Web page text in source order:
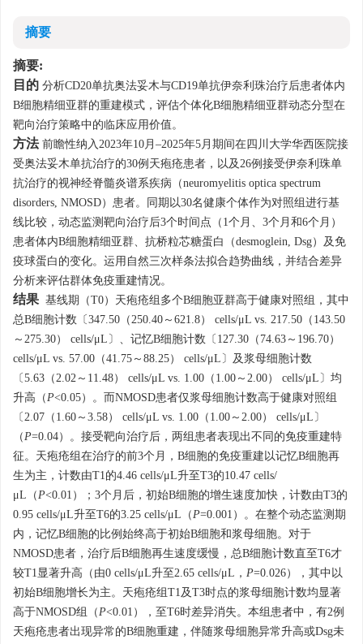
摘要
摘要:
目的 分析CD20单抗奥法妥木与CD19单抗伊奈利珠治疗后患者体内
B细胞精细亚群的重建模式，评估个体化B细胞精细亚群动态分型在
靶向治疗策略中的临床应用价值。
方法 前瞻性纳入2023年10月–2025年5月期间在四川大学华西医院接
受奥法妥木单抗治疗的30例天疱疮患者，以及26例接受伊奈利珠单
抗治疗的视神经脊髓炎谱系疾病（neuromyelitis optica spectrum
disorders, NMOSD）患者。同期以30名健康个体作为对照组进行基
线比较，动态监测靶向治疗后3个时间点（1个月、3个月和6个月）
患者体内B细胞精细亚群、抗桥粒芯糖蛋白（desmoglein, Dsg）及免
疫球蛋白的变化。运用自然三次样条法拟合趋势曲线，并结合差异
分析来评估群体免疫重建情况。
结果 基线期（T0）天疱疮组多个B细胞亚群高于健康对照组，其中
总B细胞计数〔347.50（250.40～621.8） cells/μL vs. 217.50（143.50
～275.30） cells/μL〕、记忆B细胞计数〔127.30（74.63～196.70）
cells/μL vs. 57.00（41.75～88.25） cells/μL〕及浆母细胞计数
〔5.63（2.02～11.48） cells/μL vs. 1.00（1.00～2.00） cells/μL〕均
升高（P<0.05）。而NMOSD患者仅浆母细胞计数高于健康对照组
〔2.07（1.60～3.58） cells/μL vs. 1.00（1.00～2.00） cells/μL〕
（P=0.04）。接受靶向治疗后，两组患者表现出不同的免疫重建特
征。天疱疮组在治疗的前3个月，B细胞的免疫重建以记忆B细胞再
生为主，计数由T1的4.46 cells/μL升至T3的10.47 cells/
μL（P<0.01）；3个月后，初始B细胞的增生速度加快，计数由T3的
0.95 cells/μL升至T6的3.25 cells/μL（P=0.001）。在整个动态监测期
内，记忆B细胞的比例始终高于初始B细胞和浆母细胞。对于
NMOSD患者，治疗后B细胞再生速度缓慢，总B细胞计数直至T6才
较T1显著升高（由0 cells/μL升至2.65 cells/μL， P=0.026），其中以
初始B细胞增长为主。天疱疮组T1及T3时点的浆母细胞计数均显著
高于NMOSD组（P<0.01），至T6时差异消失。本组患者中，有2例
天疱疮患者出现异常的B细胞重建，伴随浆母细胞异常升高或Dsg未